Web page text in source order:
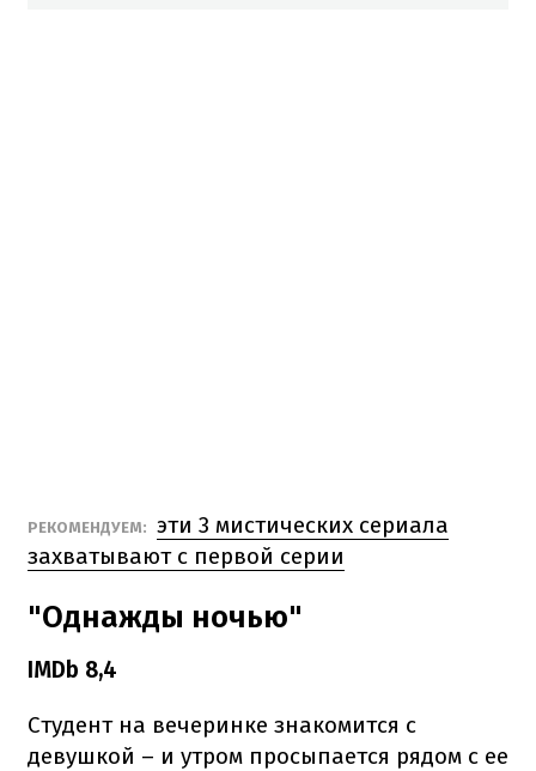
РЕКОМЕНДУЕМ: эти 3 мистических сериала
захватывают с первой серии
"Однажды ночью"
IMDb 8,4
Студент на вечеринке знакомится с
девушкой – и утром просыпается рядом с ее